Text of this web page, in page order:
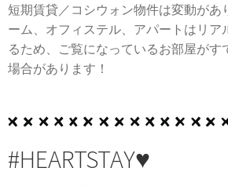
短期賃貸／コシウォン物件は変動があ
ーム、オフィステル、アパートはリア
るため、ご覧になっているお部屋がす
場合があります！
#HEARTSTAY♥